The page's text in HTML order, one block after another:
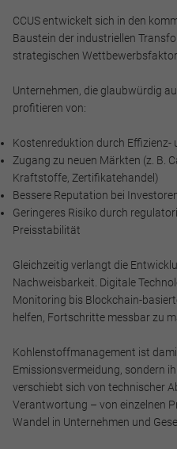
CCUS entwickelt sich in den
Baustein der industriellen
strategischen
Unternehmen, die glaubwürdig
profitieren von:
Kostenreduktion durch
Zugang zu neuen Märkten (z. B.
Kraftstoffe, Zertifikatehandel)
Bessere Reputation bei
Geringeres Risiko durch
Preisstabilität
Gleichzeitig verlangt die
Nachweisbarkeit. Digitale
Monitoring bis Blockchain-
helfen, Fortschritte messbar zu
Kohlenstoffmanagement ist
Emissionsvermeidung, sondern
verschiebt sich von technischer
Verantwortung – von einzelnen
Wandel in Unternehmen und
Alle
Impressum Datenschutz